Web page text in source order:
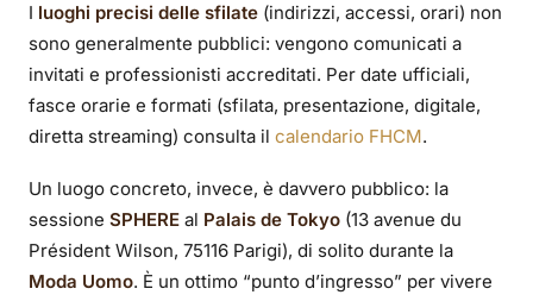
I luoghi precisi delle sfilate (indirizzi, accessi, orari) non
sono generalmente pubblici: vengono comunicati a
invitati e professionisti accreditati. Per date ufficiali,
fasce orarie e formati (sfilata, presentazione, digitale,
diretta streaming) consulta il calendario FHCM.
Un luogo concreto, invece, è davvero pubblico: la
sessione SPHERE al Palais de Tokyo (13 avenue du
Président Wilson, 75116 Parigi), di solito durante la
Moda Uomo. È un ottimo “punto d’ingresso” per vivere